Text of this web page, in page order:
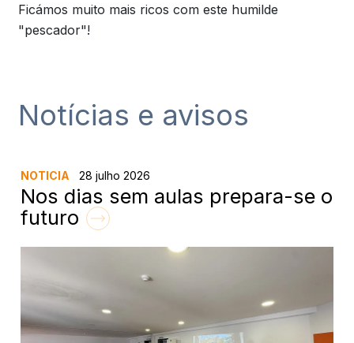
Ficámos muito mais ricos com este humilde
"pescador"!
Notícias e avisos
NOTICIA 28 julho 2026
Nos dias sem aulas prepara-se o
futuro